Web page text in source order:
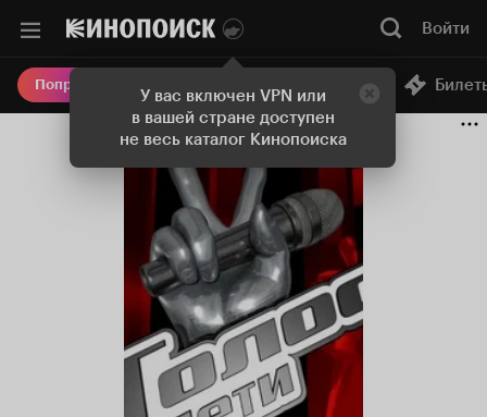
У вас включен VPN или
в вашей стране доступен
не весь каталог Кинопоиска
Войти
Попробовать Плюс Онлайн-кинотеатр